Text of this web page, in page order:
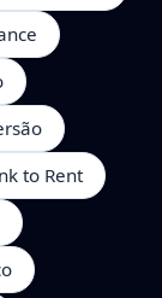
to Rent